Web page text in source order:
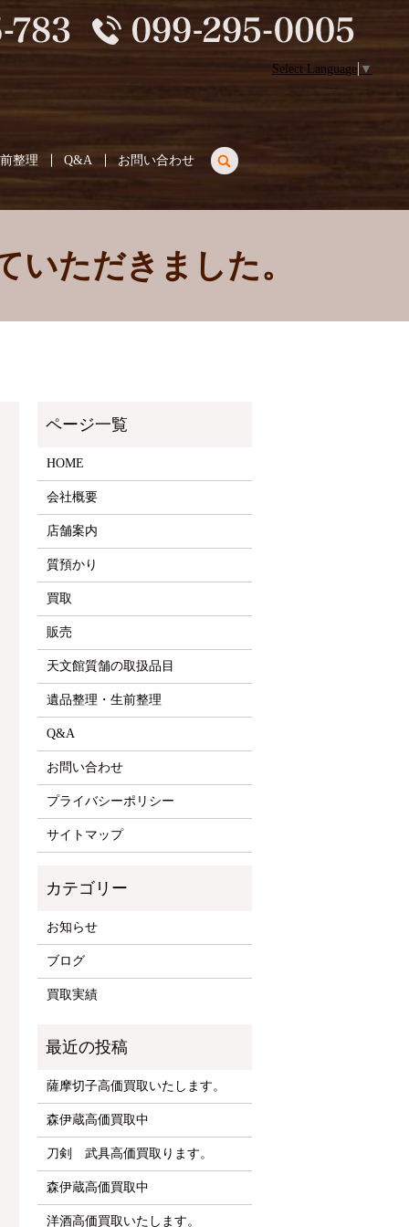
整理 Q&A お問い合わせ search
Select Language ▼
いただきました。
HOME
会社概要
店舗案内
質預かり
買取
販売
天文館質舗の取扱品目
遺品整理・生前整理
Q&A
お問い合わせ
プライバシーポリシー
サイトマップ
お知らせ
ブログ
買取実績
薩摩切子高価買取いたします。
森伊蔵高価買取中
刀剣 武具高価買取ります。
森伊蔵高価買取中
洋酒高価買取いたします。